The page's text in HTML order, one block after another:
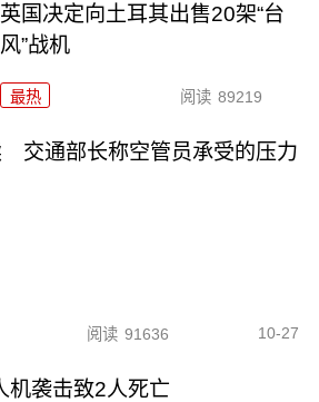
英国决定向土耳其出售20架“台
风”战机
最热 阅读 89219
交通部长称空管员承受的压力
阅读 91636 10-27
机袭击致2人死亡